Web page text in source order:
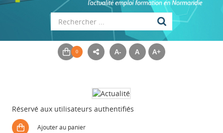
A- A A+
Réservé aux utilisateurs authentifiés
Ajouter au panier